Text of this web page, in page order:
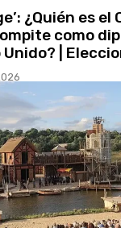
¿Quién es el
como
Unido? |